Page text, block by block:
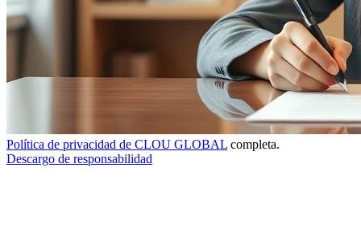
Política de privacidad de CLOU GLOBAL completa.
Descargo de responsabilidad